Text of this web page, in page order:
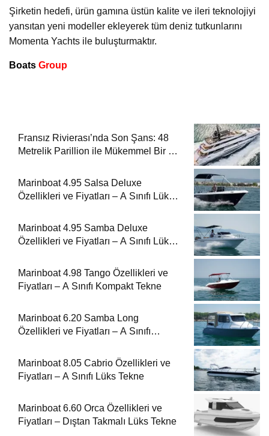
Şirketin hedefi, ürün gamına üstün kalite ve ileri teknolojiyi
yansıtan yeni modeller ekleyerek tüm deniz tutkunlarını
Momenta Yachts ile buluşturmaktır.
Boats Group
Fransız Rivierası’nda Son Şans: 48
Metrelik Parillion ile Mükemmel Bir Yat
Marinboat 4.95 Salsa Deluxe
Özellikleri ve Fiyatları – A Sınıfı Lüks
Marinboat 4.95 Samba Deluxe
Özellikleri ve Fiyatları – A Sınıfı Lüks
Marinboat 4.98 Tango Özellikleri ve
Fiyatları – A Sınıfı Kompakt Tekne
Marinboat 6.20 Samba Long
Özellikleri ve Fiyatları – A Sınıfı
Marinboat 8.05 Cabrio Özellikleri ve
Fiyatları – A Sınıfı Lüks Tekne
Marinboat 6.60 Orca Özellikleri ve
Fiyatları – Dıştan Takmalı Lüks Tekne